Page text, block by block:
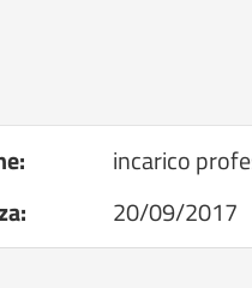
incarico
20/09/2017